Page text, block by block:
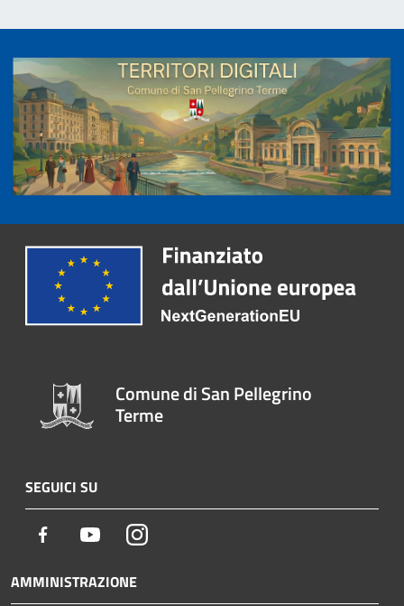
Comune di San Pellegrino
Terme
SEGUICI SU
Facebook YoutubeInstagram
AMMINISTRAZIONE